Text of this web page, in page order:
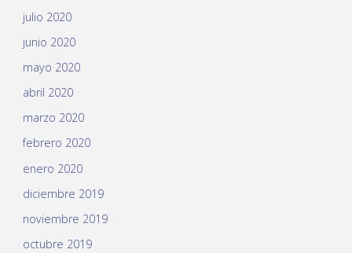
julio 2020
junio 2020
mayo 2020
abril 2020
marzo 2020
febrero 2020
enero 2020
diciembre 2019
noviembre 2019
octubre 2019